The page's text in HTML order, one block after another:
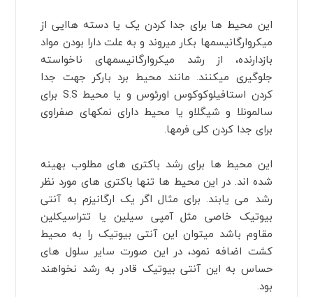
این محیط ها برای جدا کردن یک یا دسته ها‏ایی از
میکروارگانیسم‏ها بکار می‏روند و به علت دارا بودن مواد
بازدارنده، از رشد میکروارگانیسم‏های ناخواسته
جلوگیری می‏کنند. مانند محیط برد بارکر جهت جدا
کردن استافیلوکوکوس اورئوس و یا محیط S.S برای
سالمونلا و شیگلاو یا محیط دارای نمکهای صفراوی
برای جدا کردن کلی فرمها.
این محیط ها برای رشد باکتری های مطلوب بهینه
شده اند. در این محیط ها تنها باکتری های مورد نظر
رشد می یابند. برای مثال اگر یک ارگانیزم به آنتی
بیوتیک خاصی مثل آمپی سیلین یا تتراسیکلین
مقاوم باشد میتوان این آنتی بیوتیک را به محیط
کشت اضافه نمود، در این صورت سایر سلول های
حساس به این آنتی بیوتیک قادر به رشد نخواهند
بود.